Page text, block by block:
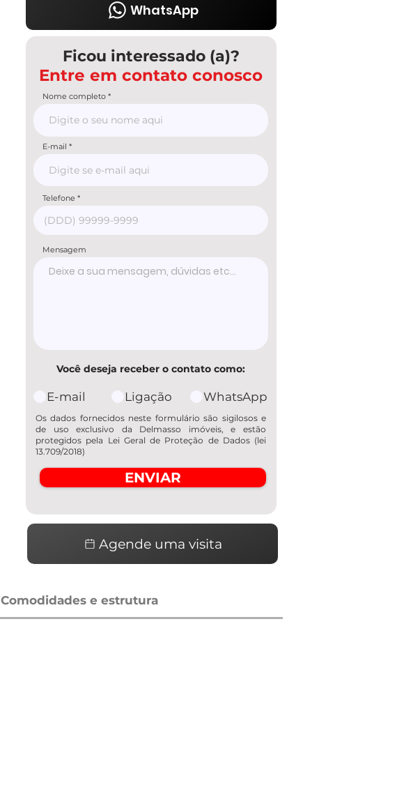
WhatsApp
Ficou interessado (a)?
Entre em contato conosco
Nome completo
E-mail
Telefone
Mensagem
Você deseja receber o contato como:
E-mail Ligação WhatsApp
Os dados fornecidos neste formulário são sigilosos e
de uso exclusivo da Delmasso imóveis, e estão
protegidos pela Lei Geral de Proteção de Dados (lei
13.709/2018)
ENVIAR
Agende uma visita
Comodidades e estrutura